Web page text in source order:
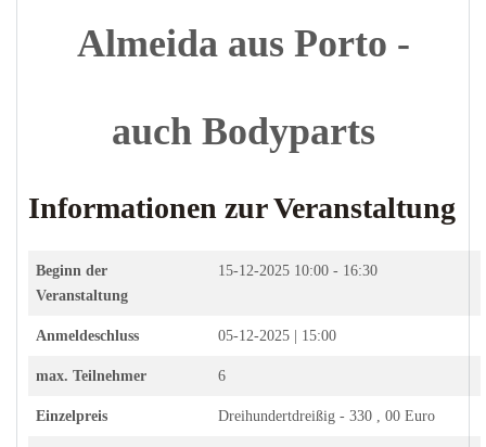
Almeida aus Porto -
auch Bodyparts
Informationen zur Veranstaltung
Beginn der
Veranstaltung
15-12-2025 10:00 - 16:30
Anmeldeschluss 05-12-2025 | 15:00
max. Teilnehmer 6
Einzelpreis Dreihundertdreißig - 330 , 00 Euro